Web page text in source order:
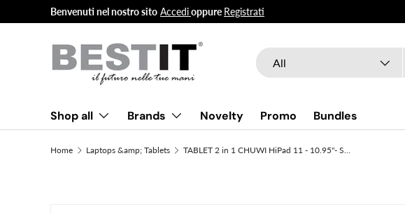
Skip to content
Benvenuti nel nostro sito Accedioppure Registrati
Search
Product type
All
Shop all Brands Novelty Promo Bundles
Home Laptops &amp; Tablets TABLET 2 in 1 CHUWI HiPad 11 - 10.95"- Spreadtrum T616- 6GB- 128GB EMMC- WiFi- BT5- Android 14- (tastiera non inclusa)